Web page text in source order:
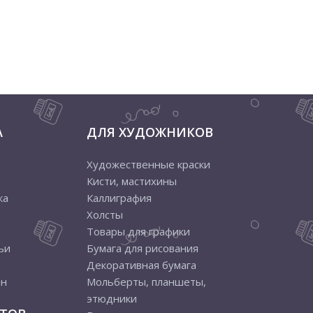
ДЛЯ ХУДОЖНИКОВ
Художественные краски
Кисти, мастихины
Каллиграфия
Холсты
Товары для графики
Бумага для рисования
Декоративная бумага
Мольберты, планшеты,
этюдники